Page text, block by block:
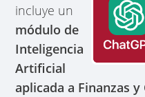
incluye un
módulo de
Inteligencia
Artificial
aplicada a Finanzas